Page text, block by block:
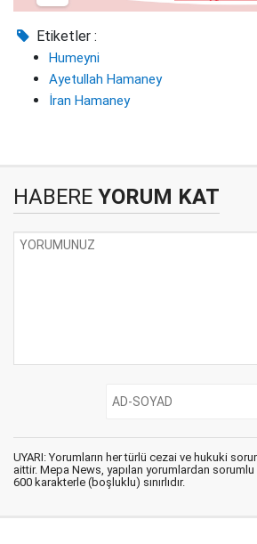
Etiketler :
Humeyni
Ayetullah Hamaney
İran Hamaney
HABERE YORUM KAT
UYARI: Yorumların her türlü cezai ve hukuki
aittir. Mepa News, yapılan yorumlardan
600 karakterle (boşluklu) sınırlıdır.